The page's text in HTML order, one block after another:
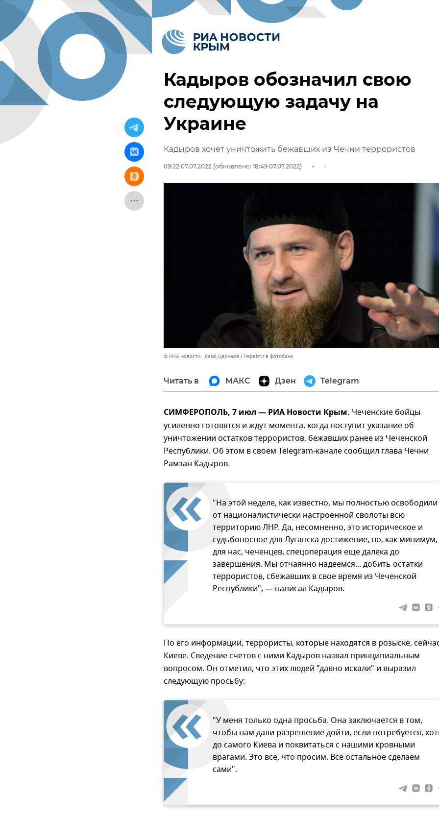
Кадыров обозначил свою
следующую задачу на
Украине
Кадыров хочет уничтожить бежавших из Чечни террористов
09:22 07.07.2022 (обновлено: 18:49 07.07.2022)
© РИА Новости . Саид Царнаев Перейти в фотобанк
Читать в МАКС Дзен Telegram
СИМФЕРОПОЛЬ, 7 июл — РИА Новости Крым. Чеченские бойцы
усиленно готовятся и ждут момента, когда поступит указание об
уничтожении остатков террористов, бежавших ранее из Чеченской
Республики. Об этом в своем Telegram-канале сообщил глава Чечни
Рамзан Кадыров.
"На этой неделе, как известно, мы полностью освободили
от националистически настроенной сволоты всю
территорию ЛНР. Да, несомненно, это историческое и
судьбоносное для Луганска достижение, но, как минимум,
для нас, чеченцев, спецоперация еще далека до
завершения. Мы отчаянно надеемся... добить остатки
террористов, сбежавших в свое время из Чеченской
Республики", — написал Кадыров.
По его информации, террористы, которые находятся в розыске,
Киеве. Сведение счетов с ними Кадыров назвал принципиальным
вопросом. Он отметил, что этих людей "давно искали" и выразил
следующую просьбу:
"У меня только одна просьба. Она заключается в том,
чтобы нам дали разрешение дойти, если потребуется,
до самого Киева и поквитаться с нашими кровными
врагами. Это все, что просим. Все остальное сделаем
сами".